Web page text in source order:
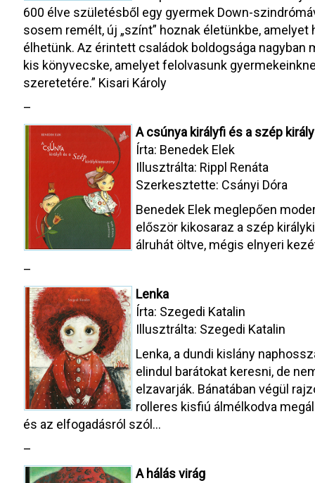
600 élve születésből egy gyermek Down-
sosem remélt, új „színt” hoznak életünkbe,
élhetünk. Az érintett családok boldogsága nagyban
kis könyvecske, amelyet felolvasunk
szeretetére.” Kisari Károly
–
A csúnya királyfi és a szép
Írta: Benedek Elek
Illusztrálta: Rippl Renáta
Szerkesztette: Csányi Dóra
Benedek Elek meglepően
először kikosaraz a szép
álruhát öltve, mégis elnyeri
–
Lenka
Írta: Szegedi Katalin
Illusztrálta: Szegedi Katalin
Lenka, a dundi kislány
elindul barátokat keresni, de
elzavarják. Bánatában végül
rolleres kisfiú álmélkodva
és az elfogadásról szól…
–
A hálás virág